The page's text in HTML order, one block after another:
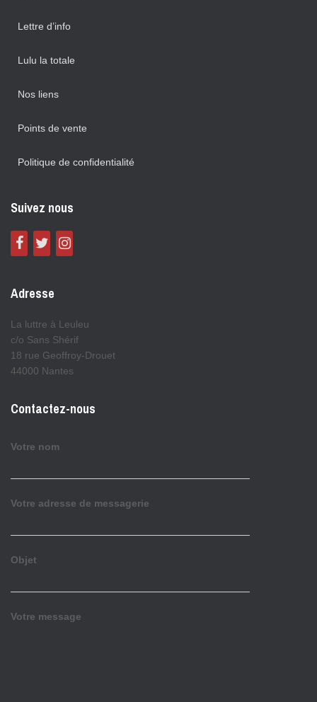
Lettre d’info
Lulu la totale
Nos liens
Points de vente
Politique de confidentialité
Suivez nous
Adresse
La luttre à Leuleu
c/o Sans Shérif
18 rue Geoffroy-Drouet
44000 Nantes
Contactez-nous
Votre nom
Votre adresse de messagerie
Objet
Votre message